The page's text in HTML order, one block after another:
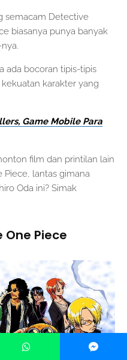
semacam Detective
biasanya punya banyak
ada bocoran tipis-tipis
karakter yang
Game Mobile Para
film dan printilan lain
Piece, lantas gimana
Oda ini? Simak
Piece